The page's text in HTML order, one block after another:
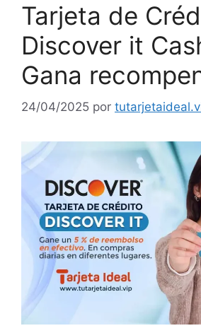
Tarjeta de
Discover it
Gana
24/04/2025 por